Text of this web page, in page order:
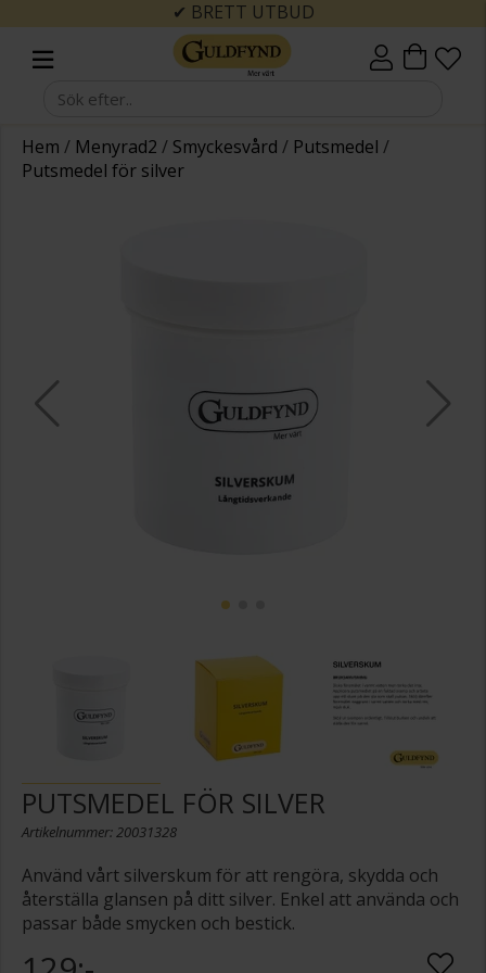
✔ BRETT UTBUD
Hem / Menyrad2 / Smyckesvård / Putsmedel /
Putsmedel för silver
PUTSMEDEL FÖR SILVER
Artikelnummer: 20031328
Använd vårt silverskum för att rengöra, skydda och
återställa glansen på ditt silver. Enkel att använda och
passar både smycken och bestick.